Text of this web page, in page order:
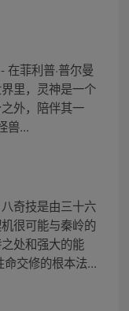
在菲利普·普尔曼
里，灵神是一个
外，陪伴其一
兽...
奇技是由三十六
很可能与秦岭的
处和强大的能
交修的根本法...